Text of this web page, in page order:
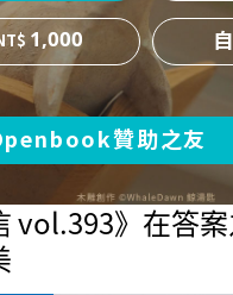
1,000
贊助之友
vol.393》在答